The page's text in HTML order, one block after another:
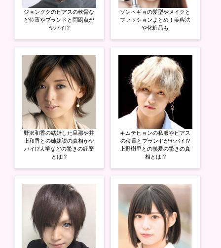
ジョングクのピアスの軟骨な
ど位置やブランドと問題点が
ヤバイ!?
野沢和香の結婚した旦那や井
上和香との姉妹説の真相がヤ
バイ!?大学などの驚きの経歴
とは!?
ソンヘギョの髪型やメイクと
ファッションまとめ！美容法
や化粧品も
キムテヒョンの私服やピアス
の位置とブランドがヤバイ!?
上野樹里との熱愛の驚きの真
相とは!?